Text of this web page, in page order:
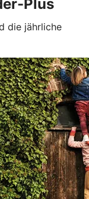
Plus
die jährliche